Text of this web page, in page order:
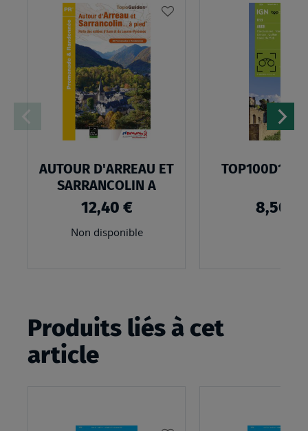
AUTOUR D'ARREAU ET
SARRANCOLIN A
12,40 €
Non disponible
TOP100D11 -
8,50 €
Produits liés à cet
article